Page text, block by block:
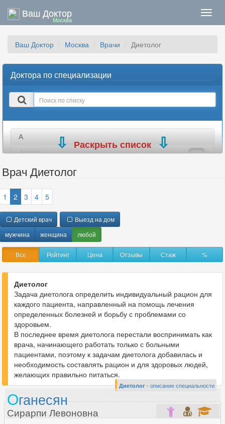
Ваш Доктор
Москва
Ваш Доктор Москва Врачи Диетолог
Доктора по специализации
Поиск
в
А
Акушер 990
Аллерголог
Ангиохирург
Андролог
Анестезиолог
Анестезиолог-реаниматолог
Аритмолог 32
Артролог 70
Б
Бариатрический хирург
В
Вегетолог 46
Венеролог 354
Врач ЛФК 153
Врач МРТ 26
Раскрыть список
Врач Диетолог
1 2 3 4 5
Детский врач
Выезд на дом
мужчина
женщина любой
Все Рейтинг Цена Отзывы Стаж %
Диетолог
Задача диетолога определить индивидуальный рацион для
каждого пациента, направленный на помощь лечения
определенных болезней и борьбу с проблемами со
здоровьем.
В последнее время диетолога перестали воспринимать как
врача, начинающего работать только с больными
пациентами, поэтому к задачам диетолога добавилась и
необходимость составлять рацион и для здоровых людей,
желающих правильно питаться.
Диетолог- описание специальности
Оганесян
Сирарпи Левоновна